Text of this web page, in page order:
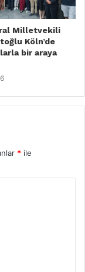
Milletvekili
Köln’de
bir araya
* ile